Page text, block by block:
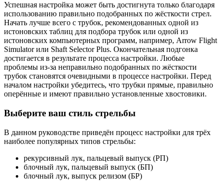
Успешная настройка может быть достигнута только благодаря
использованию правильно подобранных по жёсткости стрел.
Начать лучше всего с трубок, рекомендованных одной из
истоновских таблиц для подбора трубок или одной из
истоновских компьютерных программ, например, Arrow Flight
Simulator или Shaft Selector Plus. Окончательная подгонка
достигается в результате процесса настройки. Любые
проблемы из-за неправильно подобранных по жёсткости
трубок становятся очевидными в процессе настройки. Перед
началом настройки убедитесь, что трубки прямые, правильно
оперённые и имеют правильно установленные хвостовики.
Выберите ваш стиль стрельбы
В данном руководстве приведён процесс настройки для трёх
наиболее популярных типов стрельбы:
рекурсивный лук, пальцевый выпуск (РП)
блочный лук, пальцевый выпуск (БП)
блочный лук, выпуск релизом (БР)